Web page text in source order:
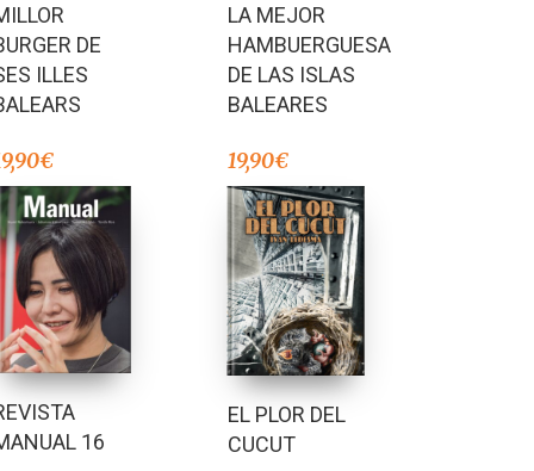
DE
ILLES
€
LA MEJOR
HAMBUERGUESA
DE LAS ISLAS
BALEARES
19,90€
16
EL PLOR DEL
CUCUT